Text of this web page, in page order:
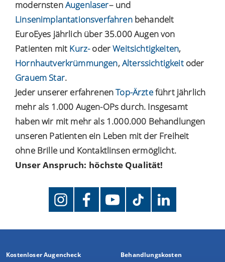
modernstenAugenlaser– und
Linsenimplantationsverfahrenbehandelt
EuroEyes jährlich über 35.000 Augen von
Patienten mit Kurz-oderWeitsichtigkeiten,
Hornhautverkrümmungen,Alterssichtigkeitoder
Grauem Star.
Jeder unserer erfahrenenTop-Ärzteführt jährlich
mehr als 1.000 Augen-OPs durch. Insgesamt
haben wir mit mehr als 1.000.000 Behandlungen
unseren Patienten ein Leben mit der Freiheit
ohne Brille und Kontaktlinsen ermöglicht.
Unser Anspruch: höchste Qualität!
Kostenloser Augencheck
Behandlungskosten